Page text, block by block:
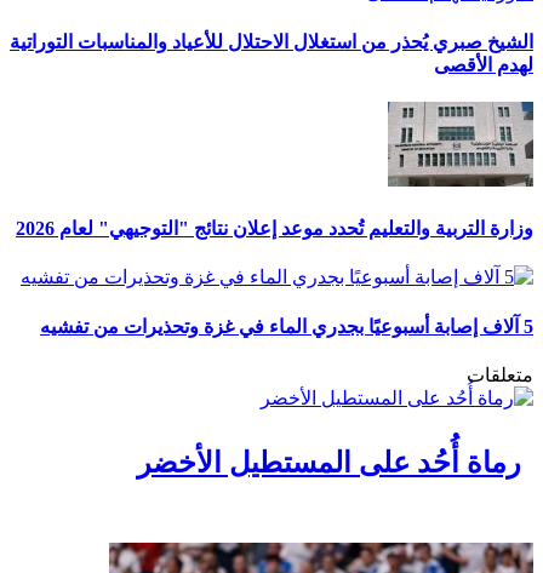
الشيخ صبري يُحذر من استغلال الاحتلال للأعياد والمناسبات التوراتية
لهدم الأقصى
وزارة التربية والتعليم تُحدد موعد إعلان نتائج "التوجيهي" لعام 2026
5 آلاف إصابة أسبوعيًا بجدري الماء في غزة وتحذيرات من تفشيه
متعلقات
رماة أُحُد على المستطيل الأخضر